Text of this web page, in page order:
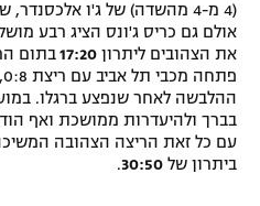
מדיניות פרטיות
תקנון פעילות ספורט 1
רשיון להקרנה פומבית לבית
גיימינג E-Sports
את הצהובים ליתרון 17:20בתום
ההלבשה לאחר שנפצע ברגלו.
עם כל זאת הריצה הצהובה
ביתרון של 30:50
.